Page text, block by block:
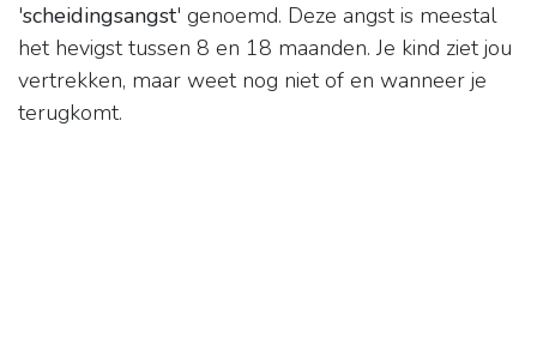
'scheidingsangst' genoemd. Deze angst is meestal
het hevigst tussen 8 en 18 maanden. Je kind ziet jou
vertrekken, maar weet nog niet of en wanneer je
terugkomt.